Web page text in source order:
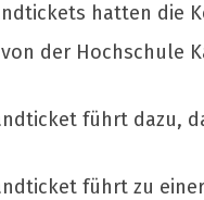
hatten die
von der Hochschule
führt dazu,
führt zu